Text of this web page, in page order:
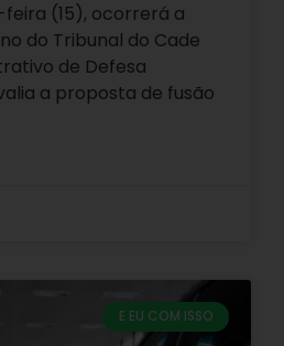
(15), ocorrerá a
do Tribunal do Cade
de Defesa
a proposta de fusão
E EU COM ISSO